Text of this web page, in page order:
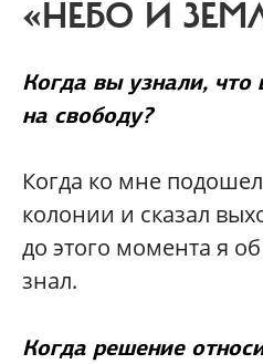
«НЕБО И
Когда вы узнали, что
на свободу?
Когда ко мне
колонии и сказал
до этого момента я
знал.
Когда решение